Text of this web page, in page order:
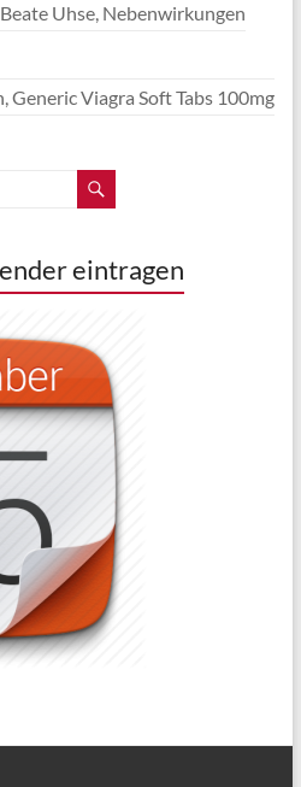
Uhse, Nebenwirkungen
Generic Viagra Soft Tabs 100mg
eintragen